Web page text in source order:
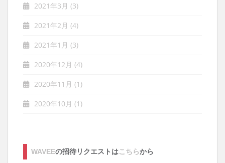
2021年3月 (3)
2021年2月 (4)
2021年1月 (3)
2020年12月 (4)
2020年11月 (1)
2020年10月 (1)
WAVEEの招待リクエストはこちらから